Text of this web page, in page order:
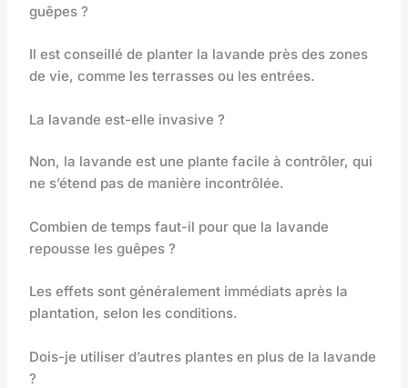
guêpes ?
Il est conseillé de planter la lavande près des zones
de vie, comme les terrasses ou les entrées.
La lavande est-elle invasive ?
Non, la lavande est une plante facile à contrôler, qui
ne s’étend pas de manière incontrôlée.
Combien de temps faut-il pour que la lavande
repousse les guêpes ?
Les effets sont généralement immédiats après la
plantation, selon les conditions.
Dois-je utiliser d’autres plantes en plus de la lavande
?